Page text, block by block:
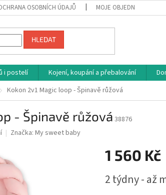
OSOBNÍCH ÚDAJŮ MOJE OBJEDNÁVKA
HLEDAT
i postelí Kojení, koupání a přebalování
Kokon 2v1 Magic loop - Špinavě růžová
- Špinavě růžová 38876
Značka: My sweet baby
1 560 Kč
cena:
2 týdny - až